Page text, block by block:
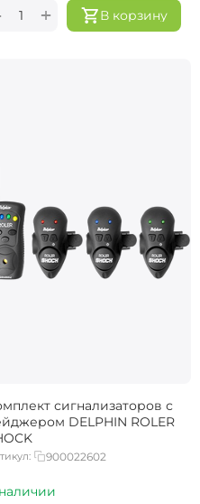
В корзину
+
сигнализаторов с
DELPHIN ROLER
900022602